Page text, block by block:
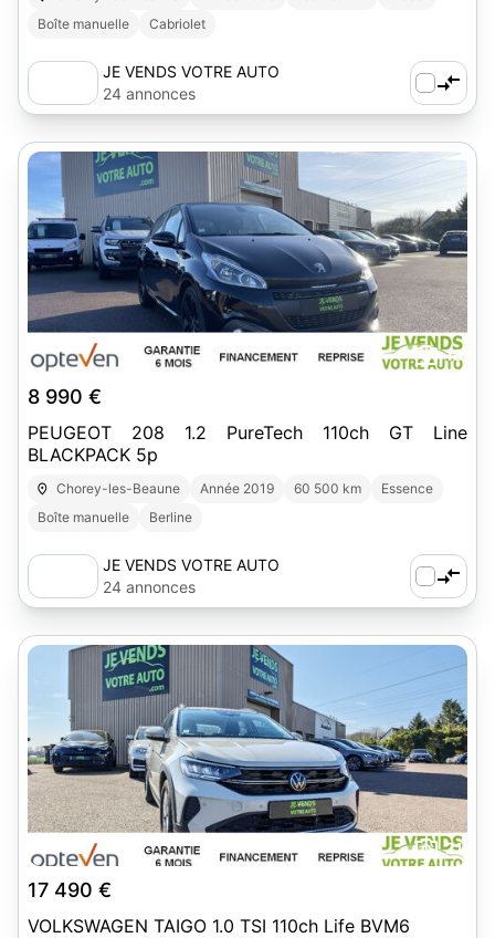
Boîte manuelle
Cabriolet
JE VENDS VOTRE AUTO
24 annonces
18
8 990 €
PEUGEOT 208 1.2 PureTech 110ch GT Line
BLACKPACK 5p
Chorey-les-Beaune Année 2019 60 500 km
Essence
Boîte manuelle
Berline
JE VENDS VOTRE AUTO
24 annonces
21
17 490 €
VOLKSWAGEN TAIGO 1.0 TSI 110ch Life BVM6